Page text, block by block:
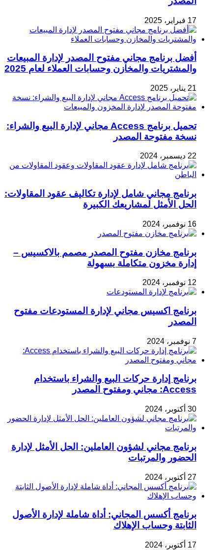
17 فبراير، 2025
أفضل برنامج مجاني مفتوح المصدر لإدارة المبيعات
والمشتريات والمخازن وحسابات العملاء لعام 2025
21 يناير، 2025
تحميل برنامج Access مجاني لإدارة البيع والشراء:
نسخة مفتوحة المصدر
22 ديسمبر، 2024
برنامج مجاني شامل لإدارة تكاليف عقود المقاولات:
الحل الأمثل لمشاريعك الكبيرة
16 نوفمبر، 2024
برنامج مخازن مفتوح المصدر مصمم بالاكسيس –
إدارة مخزون متكاملة بسهولة
12 نوفمبر، 2024
برنامج اكسيس مجاني لإدارة المستودعات مفتوح
المصدر
7 نوفمبر، 2024
برنامج إدارة حركات البيع والشراء باستخدام
Access: مجاني ومفتوح المصدر
30 أكتوبر، 2024
برنامج مجاني لشؤون العاملين: الحل الأمثل لإدارة
الحضور والمرتبات
27 أكتوبر، 2024
برنامج أكسس المجاني: أداة شاملة لإدارة الأصول
الثابتة وحساب الإهلاك
17 أكتوبر، 2024